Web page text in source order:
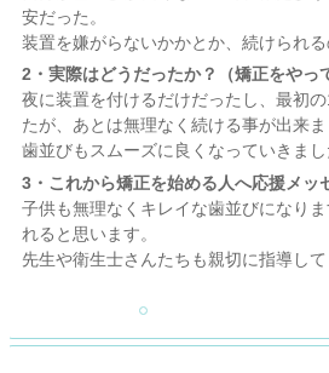
安だった。
装置を嫌がらないかかとか、続けられる
2・実際はどうだったか？（矯正をやっ
夜に装置を付けるだけだったし、最初
たが、あとは無理なく続ける事が出来ま
歯並びもスムーズに良くなっていきまし
3・これから矯正を始める人へ応援メッ
子供も無理なくキレイな歯並びになり
れると思います。
先生や衛生士さんたちも親切に指導して